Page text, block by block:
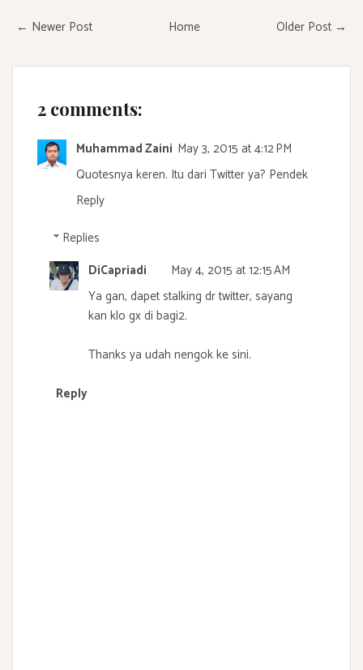
← Newer Post Older Post →
Home
2 comments:
Muhammad Zaini May 3, 2015 at 4:12 PM
Quotesnya keren. Itu dari Twitter ya? Pendek
Reply
Replies
DiCapriadi
May 4, 2015 at 12:15 AM
Ya gan, dapet stalking dr twitter, sayang
kan klo gx di bagi2.
Thanks ya udah nengok ke sini.
Reply